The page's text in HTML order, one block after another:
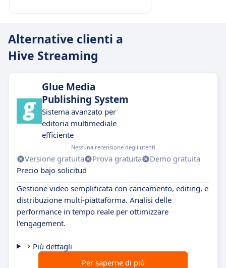
Alternative clienti a
Hive Streaming
Glue Media
Publishing System
Sistema avanzato per
editoria multimediale
efficiente
Nessuna recensione degli utenti
Versione gratuita Prova gratuita
Demo gratuita
Precio bajo solicitud
Gestione video semplificata con caricamento, editing, e
distribuzione multi-piattaforma. Analisi delle
performance in tempo reale per ottimizzare
l'engagement.
Più dettagli
Per saperne di più